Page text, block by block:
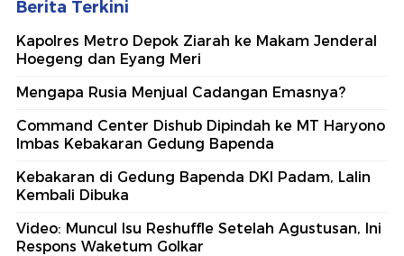
Berita Terkini
Kapolres Metro Depok Ziarah ke Makam Jenderal
Hoegeng dan Eyang Meri
Mengapa Rusia Menjual Cadangan Emasnya?
Command Center Dishub Dipindah ke MT Haryono
Imbas Kebakaran Gedung Bapenda
Kebakaran di Gedung Bapenda DKI Padam, Lalin
Kembali Dibuka
Video: Muncul Isu Reshuffle Setelah Agustusan, Ini
Respons Waketum Golkar